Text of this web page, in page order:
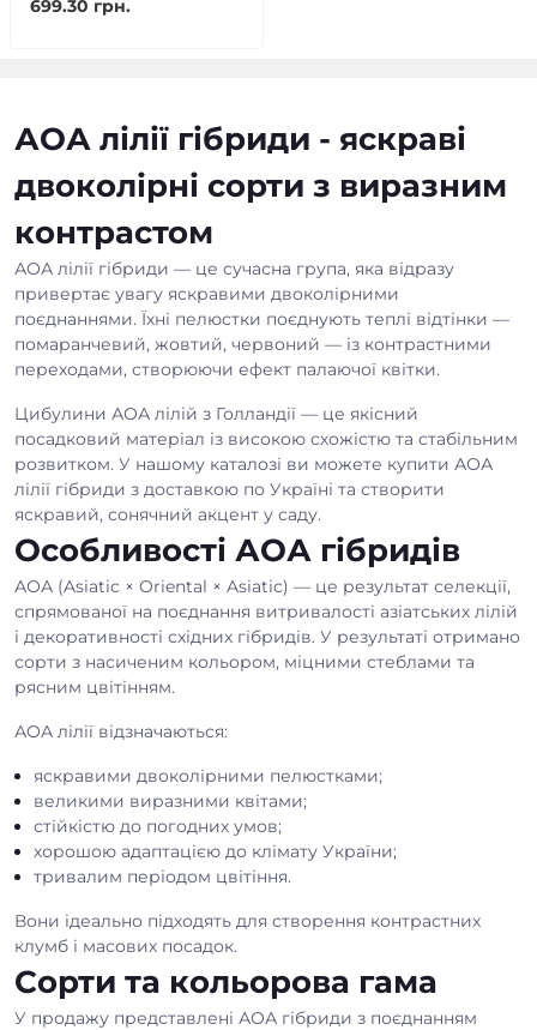
699.30 грн.
АОА лілії гібриди - яскраві
двоколірні сорти з виразним
контрастом
АОА лілії гібриди — це сучасна група, яка відразу
привертає увагу яскравими двоколірними
поєднаннями. Їхні пелюстки поєднують теплі відтінки —
помаранчевий, жовтий, червоний — із контрастними
переходами, створюючи ефект палаючої квітки.
Цибулини АОА лілій з Голландії — це якісний
посадковий матеріал із високою схожістю та стабільним
розвитком. У нашому каталозі ви можете купити АОА
лілії гібриди з доставкою по Україні та створити
яскравий, сонячний акцент у саду.
Особливості АОА гібридів
АОА (Asiatic × Oriental × Asiatic) — це результат селекції,
спрямованої на поєднання витривалості азіатських лілій
і декоративності східних гібридів. У результаті отримано
сорти з насиченим кольором, міцними стеблами та
рясним цвітінням.
АОА лілії відзначаються:
яскравими двоколірними пелюстками;
великими виразними квітами;
стійкістю до погодних умов;
хорошою адаптацією до клімату України;
тривалим періодом цвітіння.
Вони ідеально підходять для створення контрастних
клумб і масових посадок.
Сорти та кольорова гама
У продажу представлені АОА гібриди з поєднанням